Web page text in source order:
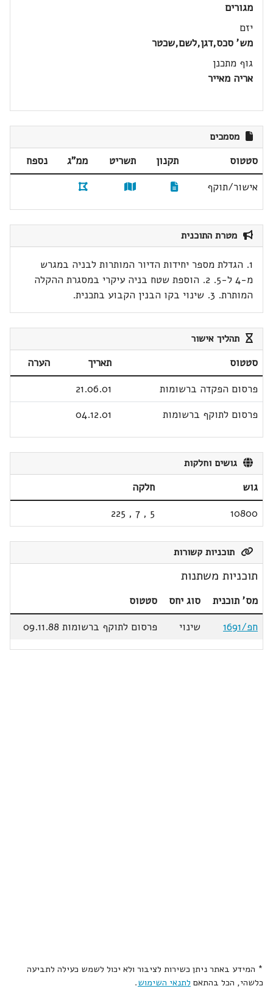
מגורים
יזם
מש' סכס,דגן,לשם,שכטר
גוף מתכנן
אריה מאייר
מסמכים
סטטוס תקנון תשריט ממ"ג
נספח
אישור/תוקף
מטרת התוכנית
1. הגדלת מספר יחידות הדיור המותרות לבניה במגרש
מ-4 ל-5. 2. הוספת שטח בניה עיקרי במסגרת ההקלה
המותרת. 3. שינוי בקו הבנין הקבוע בתכנית.
תהליך אישור
סטטוס תאריך
הערה
פרסום הפקדה ברשומות
21.06.01
פרסום לתוקף ברשומות
04.12.01
גושים וחלקות
גוש
חלקה
10800
5
,
7
,
225
תוכניות קשורות
תוכניות משתנות
מס' תוכנית סוג יחס
סטטוס
חפ/1691
שינוי פרסום לתוקף ברשומות 09.11.88
* המידע באתר ניתן כשירות לציבור ולא יכול לשמש כעילה לתביעה
כלשהי, הכל בהתאם לתנאי השימוש.